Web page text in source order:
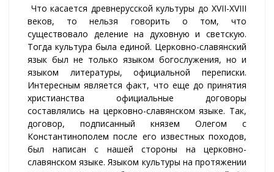
Что касается древнерусской культуры до XVII-XVIII
веков, то нельзя говорить о том, что
существовало деление на духовную и светскую.
Тогда культура была единой. Церковно-славянский
язык был не только языком богослужения, но и
языком литературы, официальной переписки.
Интересным является факт, что еще до принятия
христианства официальные договоры
составлялись на церковно-славянском языке. Так,
договор, подписанный князем Олегом с
Константинополем после его известных походов,
был написан с нашей стороны на церковно-
славянском языке. Языком культуры на протяжении